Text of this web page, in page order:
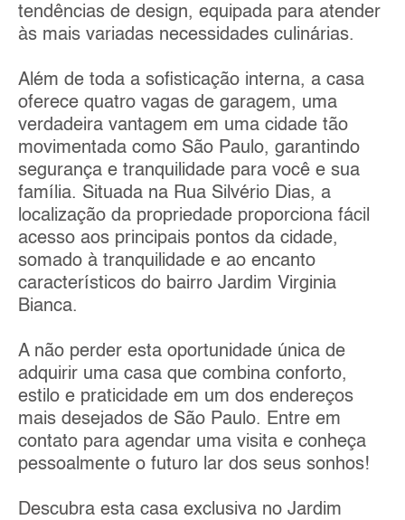
tendências de design, equipada para atender
às mais variadas necessidades culinárias.
Além de toda a sofisticação interna, a casa
oferece quatro vagas de garagem, uma
verdadeira vantagem em uma cidade tão
movimentada como São Paulo, garantindo
segurança e tranquilidade para você e sua
família. Situada na Rua Silvério Dias, a
localização da propriedade proporciona fácil
acesso aos principais pontos da cidade,
somado à tranquilidade e ao encanto
característicos do bairro Jardim Virginia
Bianca.
A não perder esta oportunidade única de
adquirir uma casa que combina conforto,
estilo e praticidade em um dos endereços
mais desejados de São Paulo. Entre em
contato para agendar uma visita e conheça
pessoalmente o futuro lar dos seus sonhos!
Descubra esta casa exclusiva no Jardim